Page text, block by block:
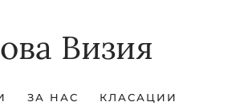
Визия
ЗА НАС КЛАСАЦИИ